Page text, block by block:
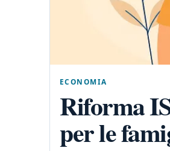
ECONOMIA
Riforma
per le